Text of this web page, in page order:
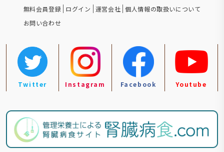
無料会員登録 ログイン 運営会社 個人情報の取扱いについて
お問い合わせ
Twitter Instagram Facebook Youtube